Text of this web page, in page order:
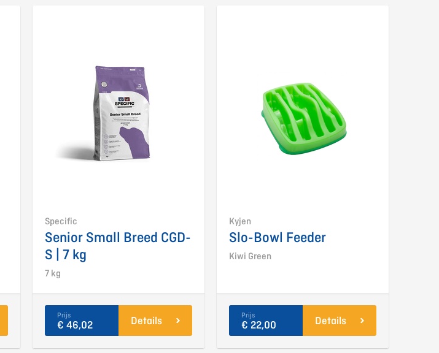
Specific
Senior Small Breed CGD-
S | 7 kg
7 kg
Prijs
€ 46,02 Details
Kyjen
Slo-Bowl Feeder
Kiwi Green
Prijs
€ 22,00 Details